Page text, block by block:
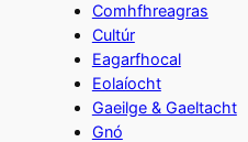
Comhfhreagras
Cultúr
Eagarfhocal
Eolaíocht
Gaeilge & Gaeltacht
Gnó